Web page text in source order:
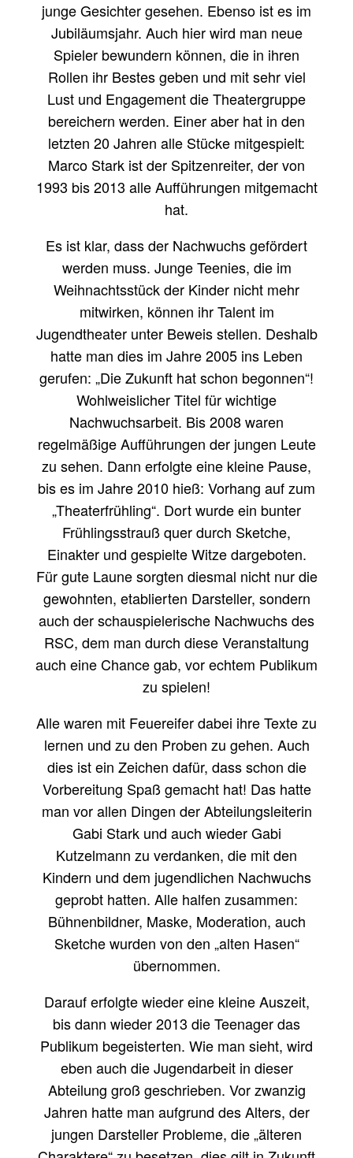
junge Gesichter gesehen. Ebenso ist es im
Jubiläumsjahr. Auch hier wird man neue
Spieler bewundern können, die in ihren
Rollen ihr Bestes geben und mit sehr viel
Lust und Engagement die Theatergruppe
bereichern werden. Einer aber hat in den
letzten 20 Jahren alle Stücke mitgespielt:
Marco Stark ist der Spitzenreiter, der von
1993 bis 2013 alle Aufführungen mitgemacht
hat.
Es ist klar, dass der Nachwuchs gefördert
werden muss. Junge Teenies, die im
Weihnachtsstück der Kinder nicht mehr
mitwirken, können ihr Talent im
Jugendtheater unter Beweis stellen. Deshalb
hatte man dies im Jahre 2005 ins Leben
gerufen: „Die Zukunft hat schon begonnen“!
Wohlweislicher Titel für wichtige
Nachwuchsarbeit. Bis 2008 waren
regelmäßige Aufführungen der jungen Leute
zu sehen. Dann erfolgte eine kleine Pause,
bis es im Jahre 2010 hieß: Vorhang auf zum
„Theaterfrühling“. Dort wurde ein bunter
Frühlingsstrauß quer durch Sketche,
Einakter und gespielte Witze dargeboten.
Für gute Laune sorgten diesmal nicht nur die
gewohnten, etablierten Darsteller, sondern
auch der schauspielerische Nachwuchs des
RSC, dem man durch diese Veranstaltung
auch eine Chance gab, vor echtem Publikum
zu spielen!
Alle waren mit Feuereifer dabei ihre Texte zu
lernen und zu den Proben zu gehen. Auch
dies ist ein Zeichen dafür, dass schon die
Vorbereitung Spaß gemacht hat! Das hatte
man vor allen Dingen der Abteilungsleiterin
Gabi Stark und auch wieder Gabi
Kutzelmann zu verdanken, die mit den
Kindern und dem jugendlichen Nachwuchs
geprobt hatten. Alle halfen zusammen:
Bühnenbildner, Maske, Moderation, auch
Sketche wurden von den „alten Hasen“
übernommen.
Darauf erfolgte wieder eine kleine Auszeit,
bis dann wieder 2013 die Teenager das
Publikum begeisterten. Wie man sieht, wird
eben auch die Jugendarbeit in dieser
Abteilung groß geschrieben. Vor zwanzig
Jahren hatte man aufgrund des Alters, der
jungen Darsteller Probleme, die „älteren